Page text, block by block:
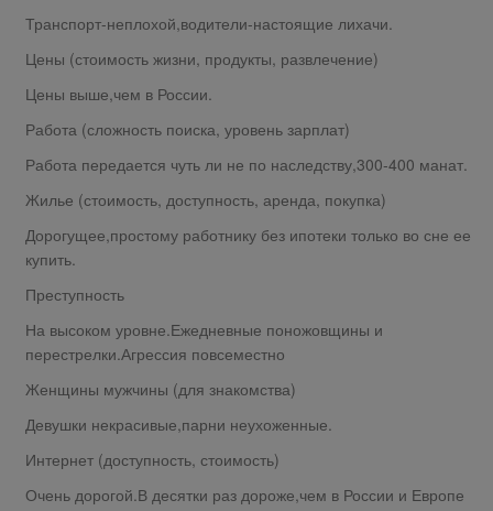
Транспорт-неплохой,водители-настоящие лихачи.
Цены (стоимость жизни, продукты, развлечение)
Цены выше,чем в России.
Работа (сложность поиска, уровень зарплат)
Работа передается чуть ли не по наследству,300-400 манат.
Жилье (стоимость, доступность, аренда, покупка)
Дорогущее,простому работнику без ипотеки только во сне ее
купить.
Преступность
На высоком уровне.Ежедневные поножовщины и
перестрелки.Агрессия повсеместно
Женщины мужчины (для знакомства)
Девушки некрасивые,парни неухоженные.
Интернет (доступность, стоимость)
Очень дорогой.В десятки раз дороже,чем в России и Европе